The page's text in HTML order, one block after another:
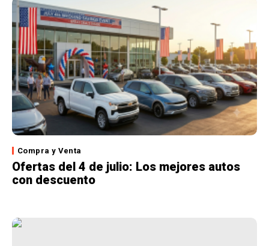
Compra y Venta
Ofertas del 4 de julio: Los mejores autos
con descuento